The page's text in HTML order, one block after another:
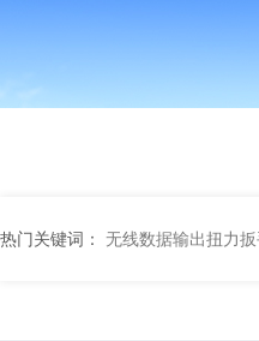
热门关键词： 无线数据输出扭力